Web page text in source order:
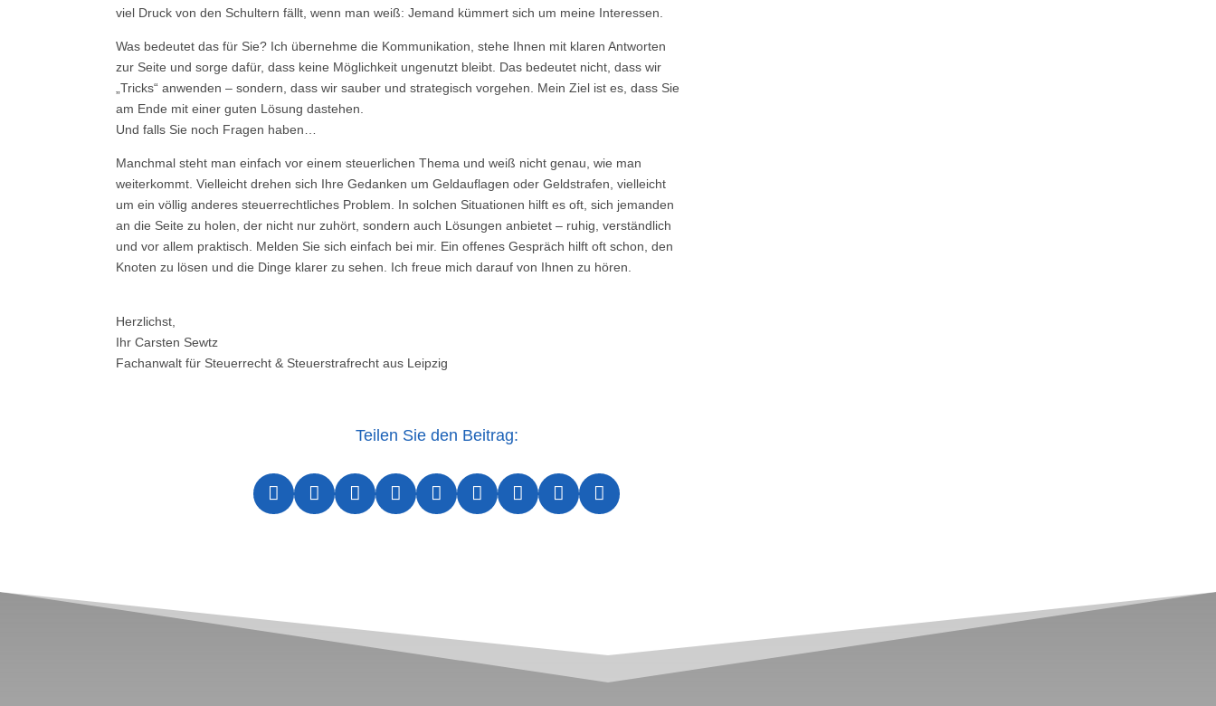
viel Druck von den Schultern fällt, wenn man weiß: Jemand kümmert sich um meine Interessen.
Was bedeutet das für Sie? Ich übernehme die Kommunikation, stehe Ihnen mit klaren Antworten
zur Seite und sorge dafür, dass keine Möglichkeit ungenutzt bleibt. Das bedeutet nicht, dass wir
„Tricks“ anwenden – sondern, dass wir sauber und strategisch vorgehen. Mein Ziel ist es, dass Sie
am Ende mit einer guten Lösung dastehen.
Und falls Sie noch Fragen haben…
Manchmal steht man einfach vor einem steuerlichen Thema und weiß nicht genau, wie man
weiterkommt. Vielleicht drehen sich Ihre Gedanken um Geldauflagen oder Geldstrafen, vielleicht
um ein völlig anderes steuerrechtliches Problem. In solchen Situationen hilft es oft, sich jemanden
an die Seite zu holen, der nicht nur zuhört, sondern auch Lösungen anbietet – ruhig, verständlich
und vor allem praktisch. Melden Sie sich einfach bei mir. Ein offenes Gespräch hilft oft schon, den
Knoten zu lösen und die Dinge klarer zu sehen. Ich freue mich darauf von Ihnen zu hören.
Herzlichst,
Ihr Carsten Sewtz
Fachanwalt für Steuerrecht & Steuerstrafrecht aus Leipzig
Teilen Sie den Beitrag:
        